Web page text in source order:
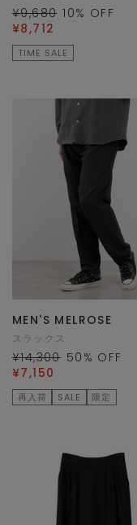
¥9,680 10% OFF
¥8,712
TIME SALE
MEN'S MELROSE
スラックス
¥14,300 50 % OFF
¥7,150
再入荷 SALE 限定